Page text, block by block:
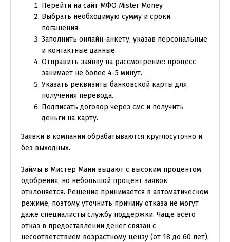
Перейти на сайт МФО Mister Money.
Выбрать необходимую сумму и сроки
погашения.
Заполнить онлайн-анкету, указав персональные
и контактные данные.
Отправить заявку на рассмотрение: процесс
занимает не более 4-5 минут.
Указать реквизиты банковской карты для
получения перевода.
Подписать договор через смс и получить
деньги на карту.
Заявки в компании обрабатываются круглосуточно и
без выходных.
Займы в Мистер Мани выдают с высоким процентом
одобрения, но небольшой процент заявок
отклоняется. Решение принимается в автоматическом
режиме, поэтому уточнить причину отказа не могут
даже специалисты службу поддержки. Чаще всего
отказ в предоставлении денег связан с
несоответствием возрастному цензу (от 18 до 60 лет),